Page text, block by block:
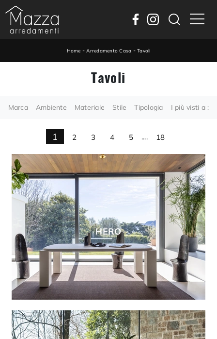
Home -Arredamento Casa - Tavoli
Tavoli
Marca Ambiente Materiale Stile Tipologia I più visti a :
1 2 3 4 5 .... 18
HERO